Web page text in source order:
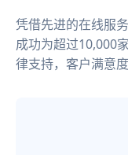
凭借先进的在线服
成功为超过10,000
律支持，客户满意度